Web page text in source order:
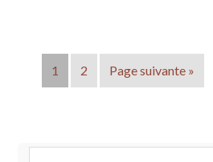
1 2 Page suivante »